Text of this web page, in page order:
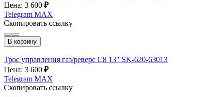
Цена: 3 600 ₽
Telegram MAX
Скопировать ссылку
В корзину
Трос управления газ/реверс C8 13" SK-620-63013
Цена: 3 600 ₽
Telegram MAX
Скопировать ссылку